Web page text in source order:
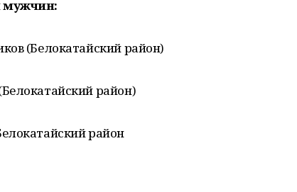
мужчин:
(Белокатайский район)
район)
район